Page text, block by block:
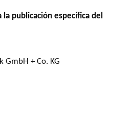
publicación específica del
GmbH + Co. KG